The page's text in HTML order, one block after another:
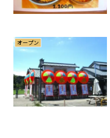
オープン